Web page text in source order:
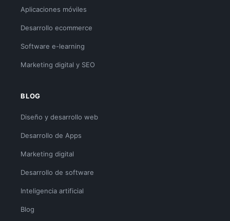
Aplicaciones móviles
Desarrollo ecommerce
Software e-learning
Marketing digital y SEO
BLOG
Diseño y desarrollo web
Desarrollo de Apps
Marketing digital
Desarrollo de software
Inteligencia artificial
Blog